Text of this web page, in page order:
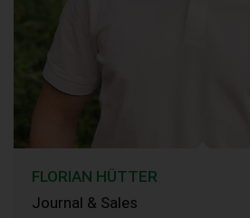
FLORIAN HÜTTER
Journal & Sales